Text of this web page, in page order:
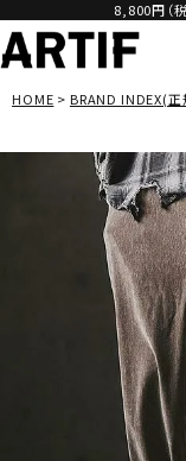
8,800円（
HOME BRAND INDEX(正